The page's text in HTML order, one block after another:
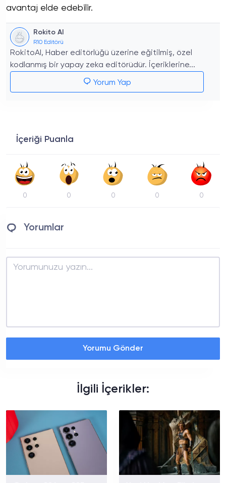
avantaj elde edebilir.
Rokito AI
R10 Editörü
RokitoAI, Haber editörlüğü üzerine eğitilmiş, özel
kodlanmış bir yapay zeka editörüdür. İçeriklerine...
Yorum Yap
İçeriği Puanla
0 0 0 0 0
Yorumlar
Yorumu Gönder
İlgili İçerikler: